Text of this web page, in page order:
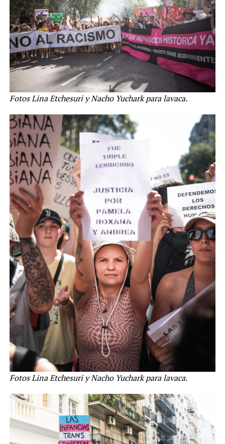
Fotos Lina Etchesuri y Nacho Yuchark para lavaca.
Fotos Lina Etchesuri y Nacho Yuchark para lavaca.